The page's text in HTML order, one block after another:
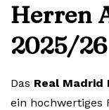
Herren
2025/26
Das Real
ein hochwertiges